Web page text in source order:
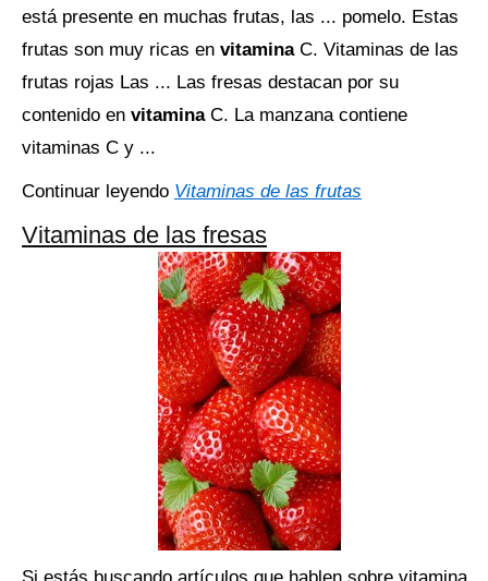
está presente en muchas frutas, las ... pomelo. Estas
frutas son muy ricas en vitamina C. Vitaminas de las
frutas rojas Las ... Las fresas destacan por su
contenido en vitamina C. La manzana contiene
vitaminas C y ...
Continuar leyendo Vitaminas de las frutas
Vitaminas de las fresas